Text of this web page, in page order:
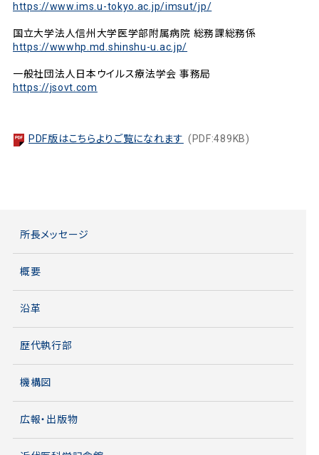
https://www.ims.u-tokyo.ac.jp/imsut/jp/
国立大学法人信州大学医学部附属病院 総務課総務係
https://wwwhp.md.shinshu-u.ac.jp/
一般社団法人日本ウイルス療法学会 事務局
https://jsovt.com
PDF版はこちらよりご覧になれます (PDF:489KB)
所長メッセージ
概要
沿革
歴代執行部
機構図
広報・出版物